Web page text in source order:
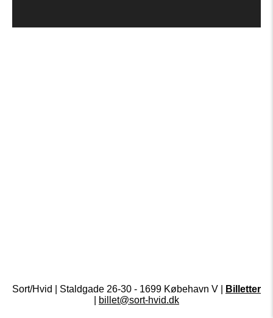
Sort/Hvid | Staldgade 26-30 - 1699 Købehavn V |
Billetter
billet@sort-hvid.dk